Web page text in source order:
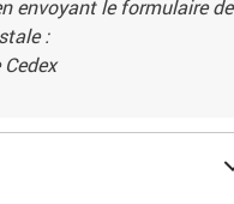
envoyant le formulaire de
: